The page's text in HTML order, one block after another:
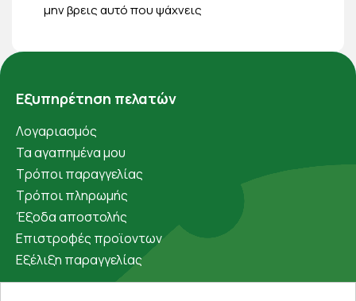
μην βρεις αυτό που ψάχνεις
Εξυπηρέτηση πελατών
Λογαριασμός
Τα αγαπημένα μου
Τρόποι παραγγελίας
Τρόποι πληρωμής
Έξοδα αποστολής
Επιστροφές προϊοντων
Εξέλιξη παραγγελίας